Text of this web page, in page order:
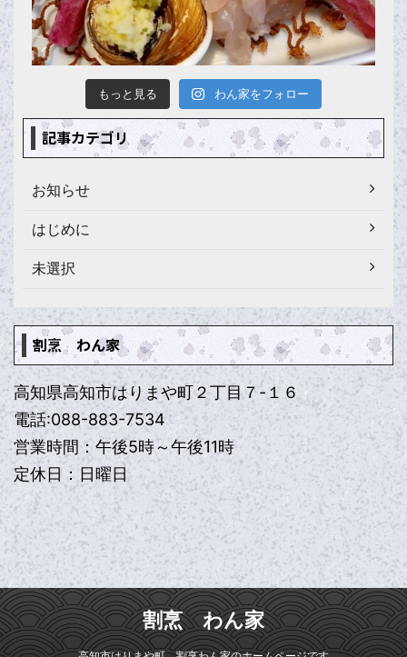
もっと見る わん家をフォロー
記事カテゴリ
お知らせ
はじめに
未選択
割烹 わん家
高知県高知市はりまや町２丁目７-１６
電話:088-883-7534
営業時間：午後5時～午後11時
定休日：日曜日
割烹 わん家